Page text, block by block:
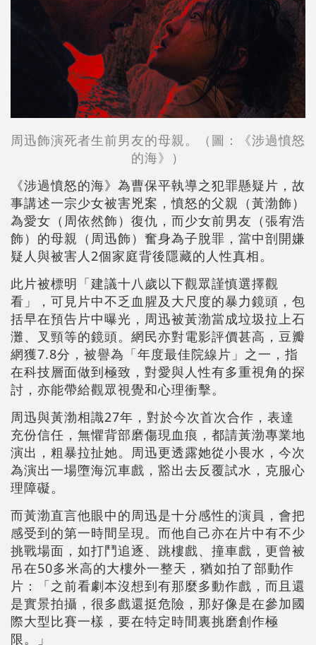
周迅飾演死者生前男友的母親。（圖：《涉過憤怒
的海》）
《涉過憤怒的海》為曹保平執導之犯罪懸疑片，故
事講述一宗少女被害兇案，憤怒的父親（黃渤飾）
為愛女（周依然飾）復仇，而少女前男友（張宥浩
飾）的母親（周迅飾）奮身為子脫罪，當中剖開嫌
疑人與被害人2個家庭背後隱藏的人性真相。
此片被標明「建議十八歲以下觀眾謹慎選擇觀
看」，可見片中不乏血腥及大尺度的暴力鏡頭，包
括早在預告片中曝光，周迅被黃渤當成垃圾拉上石
灘、叉頸等的鏡頭。網民亦對電影評價甚高，豆瓣
網獲7.8分，被譽為「年度最佳院線片」之一，指
在科技層面做到極致，對愛與人性有多重視角的探
討，亦能帶給觀眾視覺和心理衝擊。
周迅與黃渤相識27年，對於今次首次合作，表達
充份信任，無懼背部磨傷現血痕，都請黃渤專業地
演出，粗暴拉扯她。周迅更透露她從小畏水，今次
為演出一場墮海沉車戲，豁出去反覆試水，克服心
理障礙。
而黃渤直言他眼中的周迅是十分感性的演員，會把
感受到的第一時間呈現。而他自己亦在片中有不少
挑戰場面，如打鬥追逐、跳樓戲、撞車戲，更曾被
吊在50多米高的大樓外一整天，猶如拍了部動作
片：「之前看劇本沒想到有那麼多動作戲，而且還
是實景拍攝，很多戲還挺危險，那好像是在參加國
際大型比賽一樣，要在特定時間裏挑磨創作極
限。」